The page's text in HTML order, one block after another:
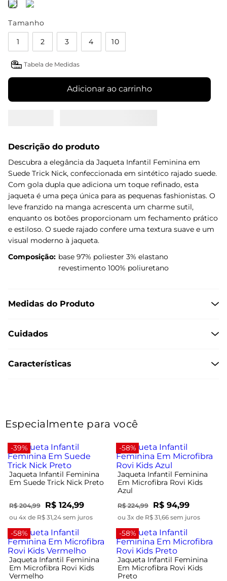
Tamanho
1 2 3 4 10
Tabela de Medidas
Adicionar ao carrinho
Descrição do produto
Descubra a elegância da Jaqueta Infantil Feminina em
Suede Trick Nick, confeccionada em sintético rajado suede.
Com gola dupla que adiciona um toque refinado, esta
jaqueta é uma peça única para as pequenas fashionistas. O
leve franzido na manga acrescenta um charme sutil,
enquanto os botões proporcionam um fechamento prático
e estiloso. O suede rajado confere uma textura suave e um
visual moderno à jaqueta.
Composição: base 97% poliester 3% elastano
revestimento 100% poliuretano
Medidas do Produto
Cuidados
Características
Especialmente para você
-39%
Jaqueta Infantil Feminina
Em Suede Trick Nick Preto
R$ 204,99 R$ 124,99
ou 4x de R$ 31,24 sem juros
-58%
Jaqueta Infantil Feminina
Em Microfibra Rovi Kids
Azul
R$ 224,99 R$ 94,99
ou 3x de R$ 31,66 sem juros
-58%
Jaqueta Infantil Feminina
Em Microfibra Rovi Kids
Vermelho
-58%
Jaqueta Infantil Feminina
Em Microfibra Rovi Kids
Preto